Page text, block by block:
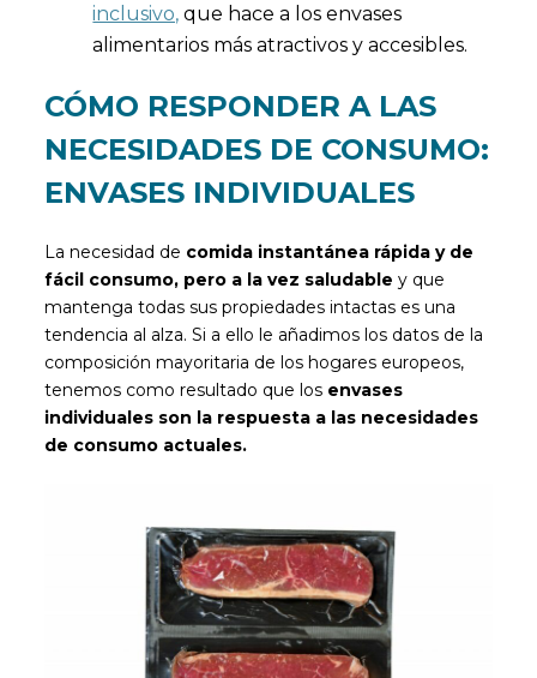
inclusivo, que hace a los envases
alimentarios más atractivos y accesibles.
CÓMO RESPONDER A LAS
NECESIDADES DE CONSUMO:
ENVASES INDIVIDUALES
La necesidad de comida instantánea rápida y de
fácil consumo, pero a la vez saludable y que
mantenga todas sus propiedades intactas es una
tendencia al alza. Si a ello le añadimos los datos de la
composición mayoritaria de los hogares europeos,
tenemos como resultado que los envases
individuales son la respuesta a las necesidades
de consumo actuales.